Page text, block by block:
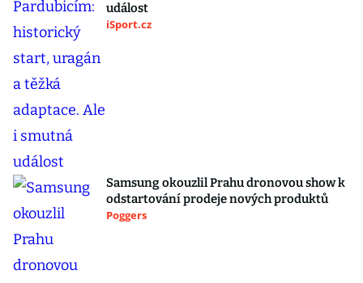
událost
iSport.cz
Samsung okouzlil Prahu dronovou show k
odstartování prodeje nových produktů
Poggers